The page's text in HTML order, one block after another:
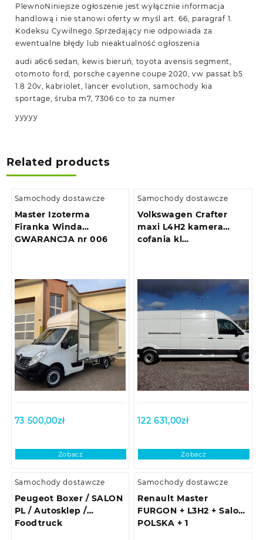
PlewnoNiniejsze ogłoszenie jest wyłącznie informacja
handlową i nie stanowi oferty w myśl art. 66, paragraf 1.
Kodeksu Cywilnego.Sprzedający nie odpowiada za
ewentualne błędy lub nieaktualność ogłoszenia
audi a6c6 sedan, kewis bieruń, toyota avensis segment,
otomoto ford, porsche cayenne coupe 2020, vw passat b5
1.8 20v, kabriolet, lancer evolution, samochody kia
sportage, śruba m7, 7306 co to za numer
yyyyy
Related products
Samochody dostawcze
Master Izoterma
Firanka Winda
GWARANCJA nr 006
73 500,00zł
Zobacz
Samochody dostawcze
Volkswagen Crafter
maxi L4H2 kamera
cofania kl…
122 631,00zł
Zobacz
Samochody dostawcze
Peugeot Boxer / SALON
PL / Autosklep /
Foodtruck
Samochody dostawcze
Renault Master
FURGON + L3H2 + Salon
POLSKA + 1